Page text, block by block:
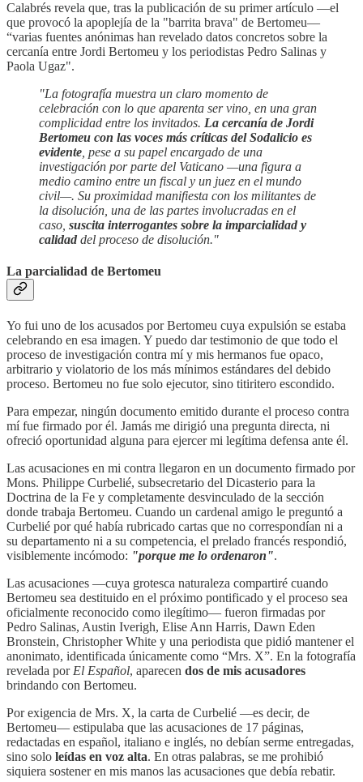
Calabrés revela que, tras la publicación de su primer artículo —el
que provocó la apoplejía de la "barrita brava" de Bertomeu—
“varias fuentes anónimas han revelado datos concretos sobre la
cercanía entre Jordi Bertomeu y los periodistas Pedro Salinas y
Paola Ugaz".
"La fotografía muestra un claro momento de
celebración con lo que aparenta ser vino, en una gran
complicidad entre los invitados. La cercanía de Jordi
Bertomeu con las voces más críticas del Sodalicio es
evidente , pese a su papel encargado de una
investigación por parte del Vaticano —una figura a
medio camino entre un fiscal y un juez en el mundo
civil—. Su proximidad manifiesta con los militantes de
la disolución, una de las partes involucradas en el
caso, suscita interrogantes sobre la imparcialidad y
calidad del proceso de disolución."
La parcialidad de Bertomeu
Yo fui uno de los acusados por Bertomeu cuya expulsión se estaba
celebrando en esa imagen. Y puedo dar testimonio de que todo el
proceso de investigación contra mí y mis hermanos fue opaco,
arbitrario y violatorio de los más mínimos estándares del debido
proceso. Bertomeu no fue solo ejecutor, sino titiritero escondido.
Para empezar, ningún documento emitido durante el proceso contra
mí fue firmado por él. Jamás me dirigió una pregunta directa, ni
ofreció oportunidad alguna para ejercer mi legítima defensa ante él.
Las acusaciones en mi contra llegaron en un documento firmado por
Mons. Philippe Curbelié, subsecretario del Dicasterio para la
Doctrina de la Fe y completamente desvinculado de la sección
donde trabaja Bertomeu. Cuando un cardenal amigo le preguntó a
Curbelié por qué había rubricado cartas que no correspondían ni a
su departamento ni a su competencia, el prelado francés respondió,
visiblemente incómodo: "porque me lo ordenaron".
Las acusaciones —cuya grotesca naturaleza compartiré cuando
Bertomeu sea destituido en el próximo pontificado y el proceso sea
oficialmente reconocido como ilegítimo— fueron firmadas por
Pedro Salinas, Austin Iverigh, Elise Ann Harris, Dawn Eden
Bronstein, Christopher White y una periodista que pidió mantener el
anonimato, identificada únicamente como “Mrs. X”. En la fotografía
revelada por El Español, aparecen dos de mis acusadores
brindando con Bertomeu.
Por exigencia de Mrs. X, la carta de Curbelié —es decir, de
Bertomeu— estipulaba que las acusaciones de 17 páginas,
redactadas en español, italiano e inglés, no debían serme entregadas,
sino solo leídas en voz alta. En otras palabras, se me prohibió
siquiera sostener en mis manos las acusaciones que debía rebatir.